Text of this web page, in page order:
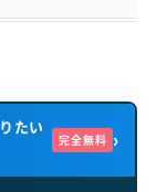
りを心がけて
たい
完全無料 ›